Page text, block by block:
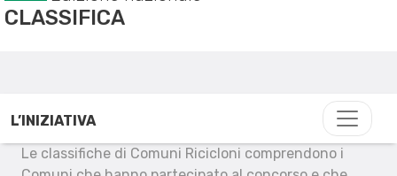
CLASSIFICA
L’INIZIATIVA
Le classifiche di Comuni Ricicloni comprendono i